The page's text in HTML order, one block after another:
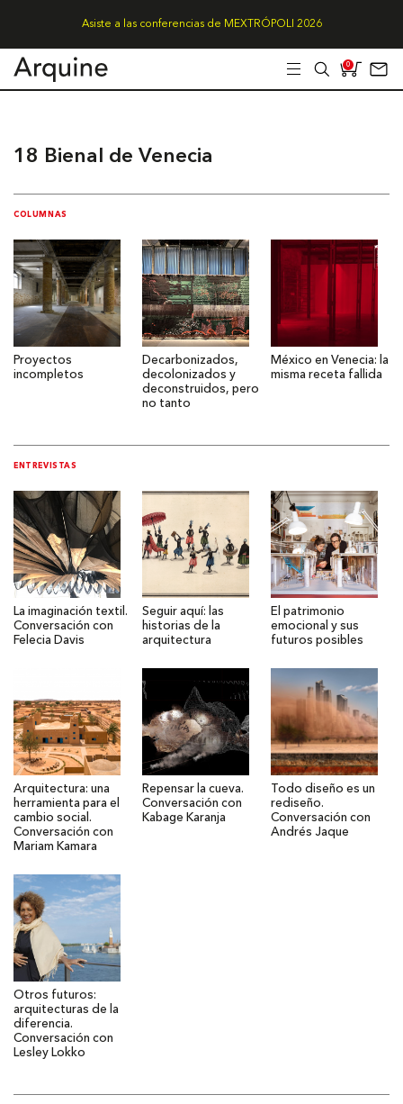
Asiste a las conferencias de MEXTRÓPOLI 2026
0
18 Bienal de Venecia
COLUMNAS
Proyectos
incompletos
Decarbonizados,
decolonizados y
deconstruidos, pero
no tanto
México en Venecia: la
misma receta fallida
ENTREVISTAS
La imaginación textil.
Conversación con
Felecia Davis
Seguir aquí: las
historias de la
arquitectura
El patrimonio
emocional y sus
futuros posibles
Arquitectura: una
herramienta para el
cambio social.
Conversación con
Mariam Kamara
Repensar la cueva.
Conversación con
Kabage Karanja
Todo diseño es un
rediseño.
Conversación con
Andrés Jaque
Otros futuros:
arquitecturas de la
diferencia.
Conversación con
Lesley Lokko